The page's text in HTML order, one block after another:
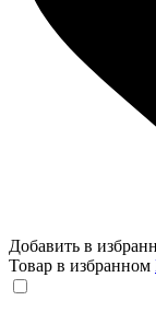
Добавить в
Товар в избранном